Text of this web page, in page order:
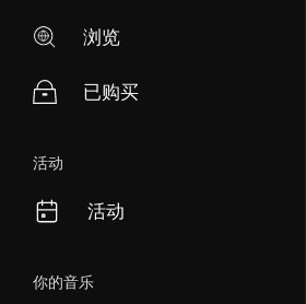
浏览
已购买
活动
活动
你的音乐